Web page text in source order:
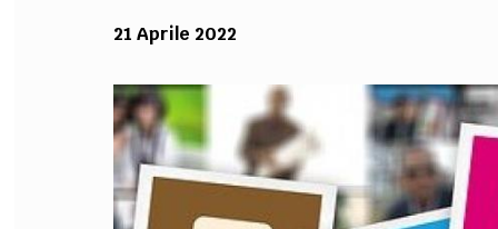
STORIA E
Scienze
umanistiche,
21 Aprile 2022